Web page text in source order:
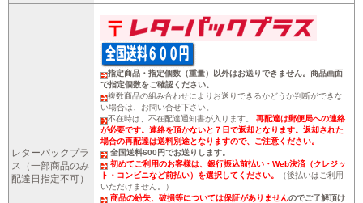
レターパックプラ
ス（一部商品のみ
配達日指定不可）
指定商品・指定個数（重量）以外はお送りできません。商品画面
で指定個数をご確認ください。
複数商品の組み合わせによりお送りできるかどうか判断ができな
い場合は、お問い合せ下さい。
不在時は、不在配達通知書が入ります。
再配達は郵便局への連絡
が必要です。連絡を頂かないと７日で返却となります。返却された
場合の再配達は送料別途となりますので、ご注意ください。
全国送料600円でお送りします。
初めてご利用のお客様は、銀行振込前払い・Web決済（クレジッ
ト・コンビニなど前払い）を選択してください。
（後払いはご利用
いただけません。）
商品の紛失、破損等については保証がありませんのでご了解頂け